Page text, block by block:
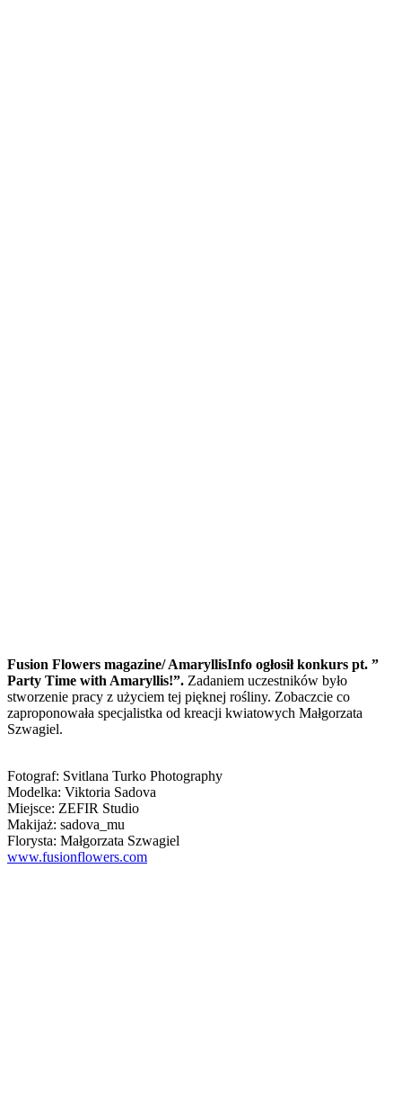
Fusion Flowers magazine/ AmaryllisInfo ogłosił konkurs pt. ”
Party Time with Amaryllis!”. Zadaniem uczestników było
stworzenie pracy z użyciem tej pięknej rośliny. Zobaczcie co
zaproponowała specjalistka od kreacji kwiatowych Małgorzata
Szwagiel.
Fotograf: Svitlana Turko Photography
Modelka: Viktoria Sadova
Miejsce: ZEFIR Studio
Makijaż: sadova_mu
Florysta: Małgorzata Szwagiel
www.fusionflowers.com